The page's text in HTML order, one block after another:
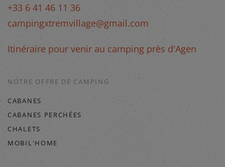
+33 6 41 46 11 36
campingxtremvillage@gmail.com
Itinéraire pour venir au camping près d'Agen
NOTRE OFFRE DE CAMPING
CABANES
CABANES PERCHÉES
CHALETS
MOBIL'HOME